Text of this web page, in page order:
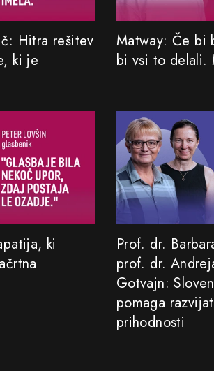
Hitra rešitev
ki je
Matway: Če bi
bi vsi to delali.
ki
Prof. dr.
prof. dr.
Gotvajn:
pomaga
prihodnosti